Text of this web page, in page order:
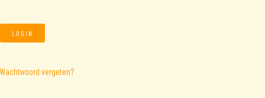
Wachtwoord vergeten?